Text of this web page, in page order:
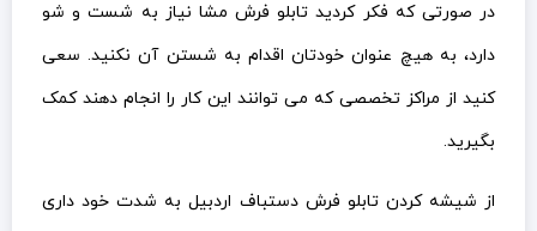
در صورتی که فکر کردید تابلو فرش مشا نیاز به شست و شو
دارد، به هیچ عنوان خودتان اقدام به شستن آن نکنید. سعی
کنید از مراکز تخصصی که می توانند این کار را انجام دهند کمک
بگیرید.
از شیشه کردن تابلو فرش دستباف اردبیل به شدت خود داری